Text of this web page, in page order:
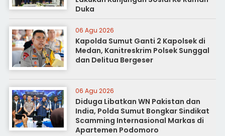
Duka
06 Agu 2026
Kapolda Sumut Ganti 2 Kapolsek di
Medan, Kanitreskrim Polsek Sunggal
dan Delitua Bergeser
06 Agu 2026
Diduga Libatkan WN Pakistan dan
India, Polda Sumut Bongkar Sindikat
Scamming Internasional Markas di
Apartemen Podomoro